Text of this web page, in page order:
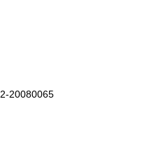
20080065